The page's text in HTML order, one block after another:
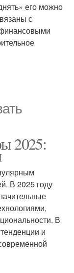
его можно
с
2025:
В 2025 году
В
и